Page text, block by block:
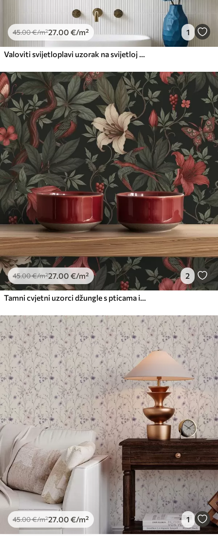
45.00€/m²27.00 €/m² 1
Valoviti svijetloplavi uzorak na svijetloj pozadini
45.00€/m²27.00 €/m² 2
Tamni cvjetni uzorci džungle s pticama i leptirima
45.00€/m²27.00 €/m² 1